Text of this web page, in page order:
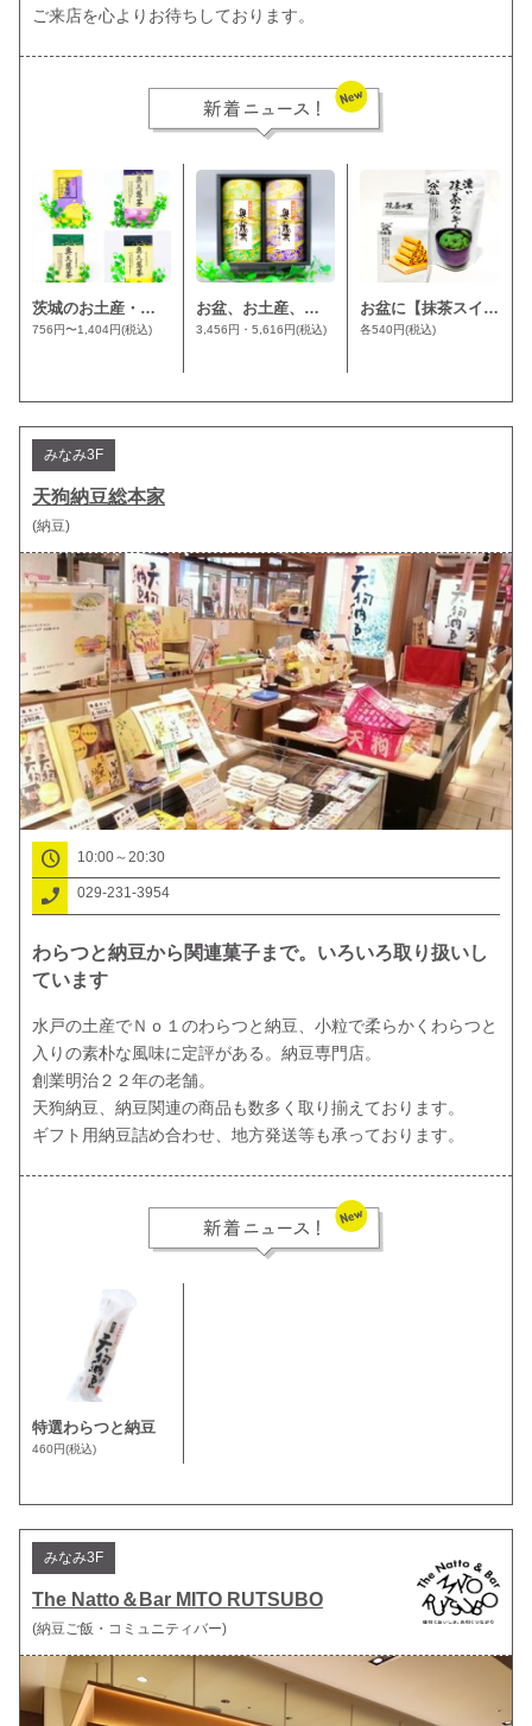
ご来店を心よりお待ちしております。
茨城のお土産・お盆・夏ギフト・帰省みやげに【奥久慈茶】が人気です🍵🌱
756円〜1,404円(税込)
お盆、お土産、夏ギフトに人気の奥久慈茶詰合せ（化粧缶入）おすすめです🍵🌱
3,456円・5,616円(税込)
お盆に【抹茶スイーツ】山政小山園さんの本格抹茶を使用。人気が高くおすすめ🍵🌱
各540円(税込)
みなみ3F
天狗納豆総本家
(納豆)
10:00～20:30
029-231-3954
わらつと納豆から関連菓子まで。いろいろ取り扱いし
ています
水戸の土産でＮｏ１のわらつと納豆、小粒で柔らかくわらつと
入りの素朴な風味に定評がある。納豆専門店。
創業明治２２年の老舗。
天狗納豆、納豆関連の商品も数多く取り揃えております。
ギフト用納豆詰め合わせ、地方発送等も承っております。
特選わらつと納豆
460円(税込)
みなみ3F
The Natto＆Bar MITO RUTSUBO
(納豆ご飯・コミュニティバー)